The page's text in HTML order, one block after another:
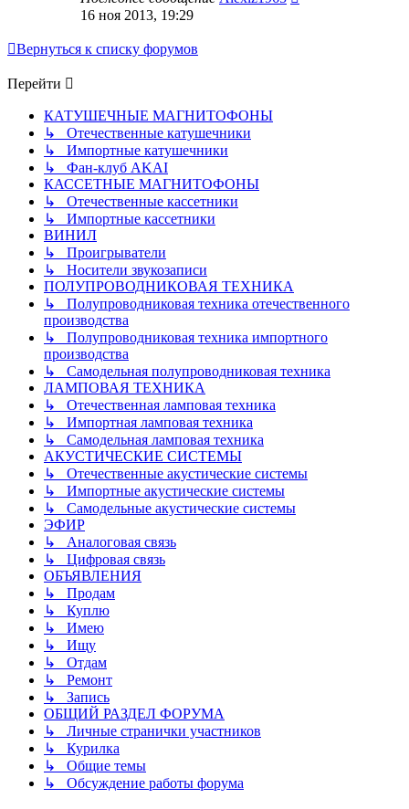
16 ноя 2013, 19:29
Вернуться к списку форумов
Перейти
КАТУШЕЧНЫЕ МАГНИТОФОНЫ
↳ Отечественные катушечники
↳ Импортные катушечники
↳ Фан-клуб AKAI
КАССЕТНЫЕ МАГНИТОФОНЫ
↳ Отечественные кассетники
↳ Импортные кассетники
ВИНИЛ
↳ Проигрыватели
↳ Носители звукозаписи
ПОЛУПРОВОДНИКОВАЯ ТЕХНИКА
↳ Полупроводниковая техника отечественного
производства
↳ Полупроводниковая техника импортного
производства
↳ Самодельная полупроводниковая техника
ЛАМПОВАЯ ТЕХНИКА
↳ Отечественная ламповая техника
↳ Импортная ламповая техника
↳ Самодельная ламповая техника
АКУСТИЧЕСКИЕ СИСТЕМЫ
↳ Отечественные акустические системы
↳ Импортные акустические системы
↳ Самодельные акустические системы
ЭФИР
↳ Аналоговая связь
↳ Цифровая связь
ОБЪЯВЛЕНИЯ
↳ Продам
↳ Куплю
↳ Имею
↳ Ищу
↳ Отдам
↳ Ремонт
↳ Запись
ОБЩИЙ РАЗДЕЛ ФОРУМА
↳ Личные странички участников
↳ Курилка
↳ Общие темы
↳ Обсуждение работы форума